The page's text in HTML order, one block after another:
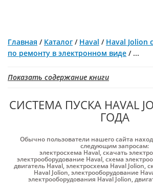
Главная / Каталог / Haval / Haval Jolion
по ремонту в электронном виде / ...
Показать содержание книги
СИСТЕМА ПУСКА HAVAL
ГОДА
Обычно пользователи нашего сайта
следующим запросам:
электросхема Haval,скачать
электрооборудование Haval,схема
двигатель Haval,электросхема Haval Jolion,
Haval Jolion,электрооборудование
электрооборудования Haval Jolion,